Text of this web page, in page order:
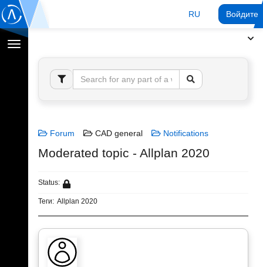
RU Войдите
Переключение
навигации
Forum CAD general Notifications
Moderated topic - Allplan 2020
Status:
Теги: Allplan 2020